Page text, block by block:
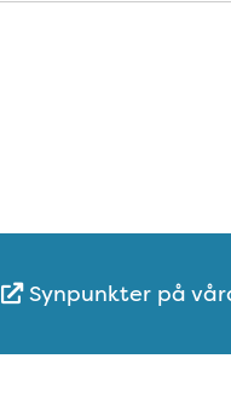
Synpunkter på